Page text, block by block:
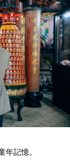
年記憶。